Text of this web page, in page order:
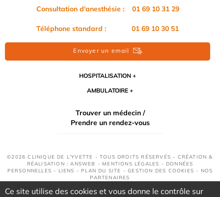
Consultation d'anesthésie : 01 69 10 31 29
Téléphone standard : 01 69 10 30 51
Envoyer un email
HOSPITALISATION
AMBULATOIRE
Trouver un médecin /
Prendre un rendez-vous
©2026 CLINIQUE DE L'YVETTE - TOUS DROITS RÉSERVÉS - CRÉATION &
RÉALISATION : ANSWEB - MENTIONS LÉGALES - DONNÉES
PERSONNELLES - LIENS - PLAN DU SITE -GESTION DES COOKIES - NOS
PARTENAIRES
Ce site utilise des cookies et vous donne le contrôle sur